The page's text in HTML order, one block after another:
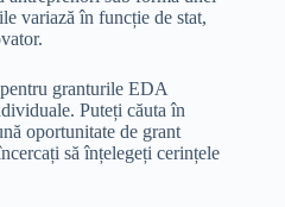
variază în funcție de stat,
granturile EDA
Puteți căuta în
oportunitate de grant
să înțelegeți cerințele